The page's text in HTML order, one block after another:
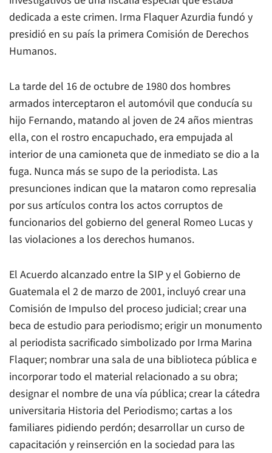
dedicada a este crimen. Irma Flaquer Azurdia fundó y
presidió en su país la primera Comisión de Derechos
Humanos.
La tarde del 16 de octubre de 1980 dos hombres
armados interceptaron el automóvil que conducía su
hijo Fernando, matando al joven de 24 años mientras
ella, con el rostro encapuchado, era empujada al
interior de una camioneta que de inmediato se dio a la
fuga. Nunca más se supo de la periodista. Las
presunciones indican que la mataron como represalia
por sus artículos contra los actos corruptos de
funcionarios del gobierno del general Romeo Lucas y
las violaciones a los derechos humanos.
El Acuerdo alcanzado entre la SIP y el Gobierno de
Guatemala el 2 de marzo de 2001, incluyó crear una
Comisión de Impulso del proceso judicial; crear una
beca de estudio para periodismo; erigir un monumento
al periodista sacrificado simbolizado por Irma Marina
Flaquer; nombrar una sala de una biblioteca pública e
incorporar todo el material relacionado a su obra;
designar el nombre de una vía pública; crear la cátedra
universitaria Historia del Periodismo; cartas a los
familiares pidiendo perdón; desarrollar un curso de
capacitación y reinserción en la sociedad para las